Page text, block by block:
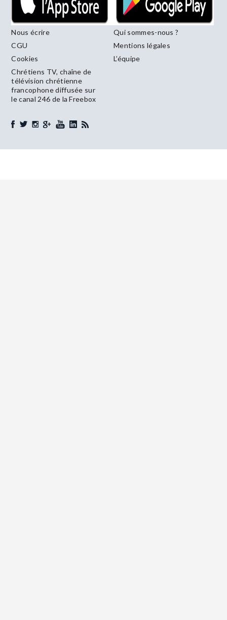
Nous écrire
Qui sommes-nous ?
CGU
Mentions légales
Cookies
L’équipe
Chrétiens TV, chaîne de
télévision chrétienne
francophone diffusée sur
le canal 246 de la Freebox